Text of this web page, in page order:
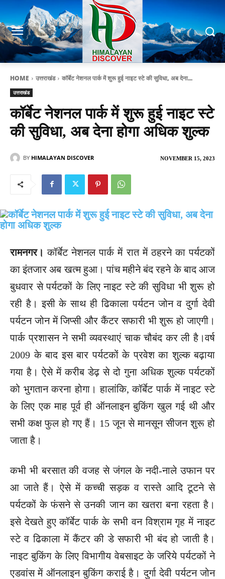
HOME उत्तराखंड कॉर्बेट नेशनल पार्क में शुरू हुई नाइट स्टे की सुविधा, अब देना...
उत्तराखंड
कॉर्बेट नेशनल पार्क में शुरू हुई नाइट स्टे
की सुविधा, अब देना होगा अधिक शुल्क
NOVEMBER 15, 2023
BY HIMALAYAN DISCOVER
रामनगर।कॉर्बेट नेशनल पार्क में रात में ठहरने का पर्यटकों
का इंतजार अब खत्म हुआ। पांच महीने बंद रहने के बाद आज
बुधवार से पर्यटकों के लिए नाइट स्टे की सुविधा भी शुरू हो
रही है। इसी के साथ ही ढिकाला पर्यटन जोन व दुर्गा देवी
पर्यटन जोन में जिप्सी और कैंटर सफारी भी शुरू हो जाएगी।
पार्क प्रशासन ने सभी व्यवस्थाएं चाक चौबंद कर ली है।वर्ष
2009 के बाद इस बार पर्यटकों के प्रवेश का शुल्क बढ़ाया
गया है। ऐसे में करीब डेढ़ से दो गुना अधिक शुल्क पर्यटकों
को भुगतान करना होगा। हालांकि, कॉर्बेट पार्क में नाइट स्टे
के लिए एक माह पूर्व ही ऑनलाइन बुकिंग खुल गई थी और
सभी कक्ष फुल हो गए हैं। 15 जून से मानसून सीजन शुरू हो
जाता है।
कभी भी बरसात की वजह से जंगल के नदी-नाले उफान पर
आ जाते हैं। ऐसे में कच्ची सड़क व रास्ते आदि टूटने से
पर्यटकों के फंसने से उनकी जान का खतरा बना रहता है।
इसे देखते हुए कॉर्बेट पार्क के सभी वन विश्राम गृह में नाइट
स्टे व ढिकाला में कैंटर की डे सफारी भी बंद हो जाती है।
नाइट बुकिंग के लिए विभागीय वेबसाइट के जरिये पर्यटकों ने
एडवांस में ऑनलाइन बुकिंग कराई है। दुर्गा देवी पर्यटन जोन